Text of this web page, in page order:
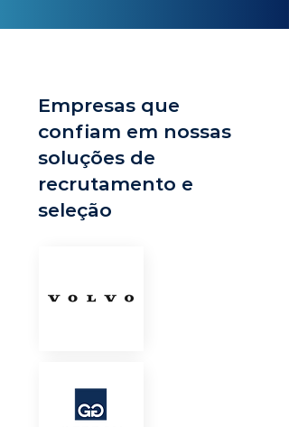
Empresas que
confiam em nossas
soluções de
recrutamento e
seleção